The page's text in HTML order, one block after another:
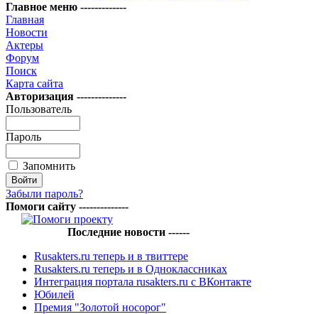
Главное меню -------------
Главная
Новости
Актеры
Форум
Поиск
Карта сайта
Авторизация --------------
Пользователь
Пароль
Запомнить
Забыли пароль?
Помоги сайту --------------
Последние новости ------
Rusakters.ru теперь и в твиттере
Rusakters.ru теперь и в Одноклассниках
Интеграция портала rusakters.ru с ВКонтакте
Юбилей
Премия "Золотой носорог"